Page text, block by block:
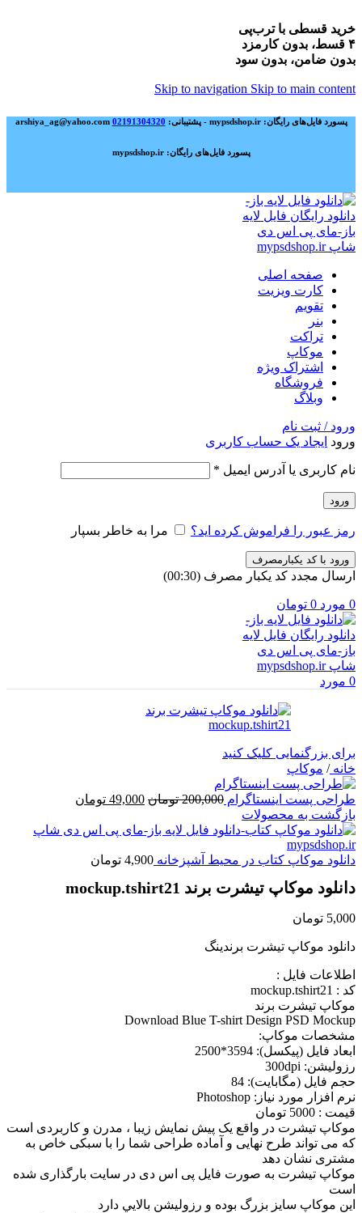
خرید قسطی با ترب‌پی
۴ قسط، بدون کارمزد
بدون ضامن، بدون سود
Skip to navigation Skip to main content
پسورد فایل‌های رایگان: mypsdshop.ir - پشتیبانی: arshiya_ag@yahoo.com 02191304320
پسورد فایل‌های رایگان: mypsdshop.ir
صفحه اصلی
کارت ویزیت
تقویم
بنر
تراکت
موکاپ
اشتراک ویژه
فروشگاه
وبلاگ
ورود / ثبت نام
ورود ایجاد یک حساب کاربری
نام کاربری یا آدرس ایمیل *
ورود
رمز عبور را فراموش کرده اید؟ مرا به خاطر بسپار
ورود با کد یکبارمصرف
ارسال مجدد کد یکبار مصرف (00:
30
)
0 مورد 0 تومان
0 مورد
برای بزرگنمایی کلیک کنید
خانه/ موکاپ
طراحی پست اینستاگرام 200,000 تومان قیمت
200,000 تومان
49,000 تومان
49,000 تومان
بازگشت به محصولات
دانلود موکاپ کتاب در محیط آشپزخانه 4,900 تومان
دانلود موکاپ تیشرت برند mockup.tshirt21
5,000 تومان
دانلود موکاپ تیشرت برندینگ
اطلاعات فايل :
کد : mockup.tshirt21
موکاپ تیشرت برند
Download Blue T-shirt Design PSD Mockup
مشخصات موکاپ:
ابعاد فايل (پيکسل): 3594*2500
رزوليشن: 300dpi
حجم فايل (مگابايت): 84
نرم افزار مورد نياز: Photoshop
قيمت : 5000 تومان
موکاپ تیشرت در واقع يک پيش نمايش زيبا ، مدرن و کاربردی است
که می تواند طرح نهايی و آماده طراحی شما را با سبکی خاص به
مشتری نشان دهد
موکاپ تیشرت به صورت فایل پی اس دی در سایت بارگذاری شده
است
اين موکاپ سايز بزرگ بوده و رزوليشن بالايي دارد